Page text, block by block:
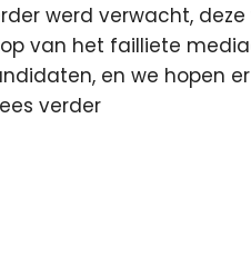
werd verwacht,
van het failliete
en we hopen
verder